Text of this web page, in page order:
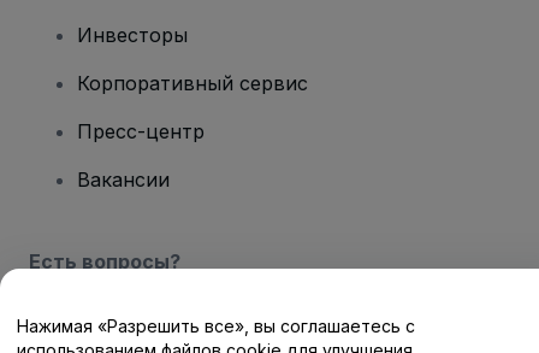
Инвесторы
Корпоративный сервис
Пресс-центр
Вакансии
Есть вопросы?
Центр помощи / Свяжитесь с нами
Нажимая «Разрешить все», вы соглашаетесь с